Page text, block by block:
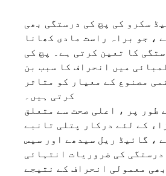
سکرو کی پچ کی درستگی بھی
، جو براہ راست مادی کھانا
کا تعین کرتی ہے۔ پچ کی
میں انحراف کا سبب بن
مصنوع کے معیار کو متاثر
کرتی ہیں۔
طور پر ، اعلی صحت سے متعلق
کے لئے درکار پتلی تانبے
، گائیڈ ریل سیدھے اور سیس
کی ضروریات انتہائی
معمولی انحراف کے نتیجے